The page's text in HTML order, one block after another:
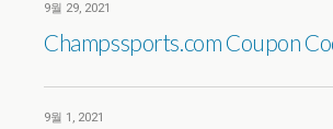
9월 29, 2021
Champssports.com Coupon
9월 1, 2021